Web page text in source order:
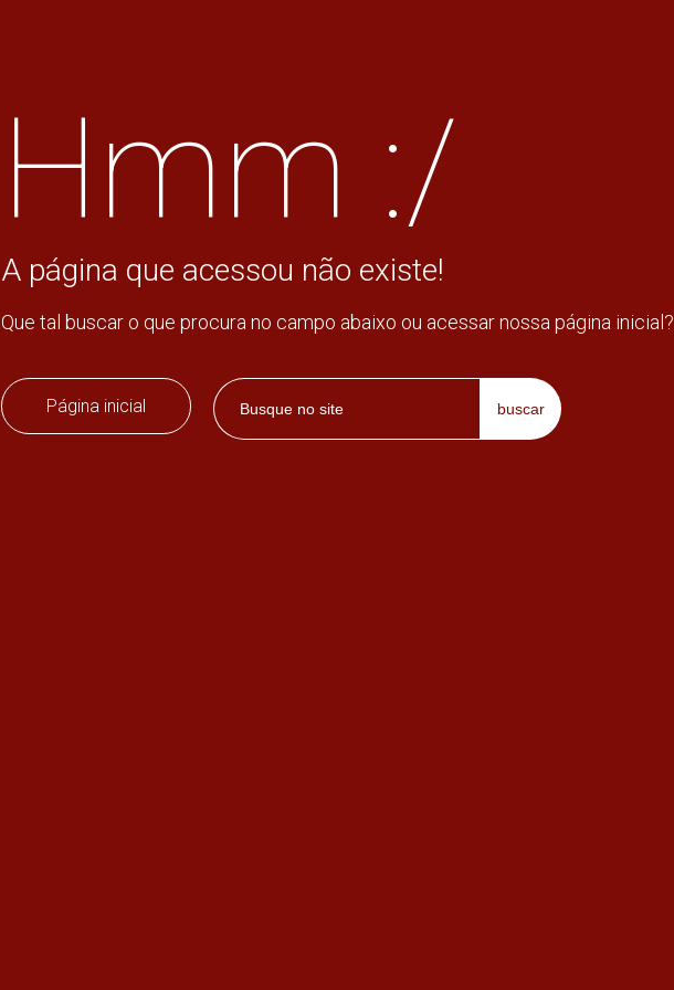
Hmm :/
A página que acessou não existe!
Que tal buscar o que procura no campo abaixo ou acessar nossa página inicial?
Página inicial